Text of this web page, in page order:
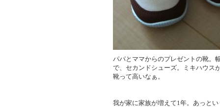
パパとママからのプレゼントの靴。
で、セカンドシューズ。ミキハウス
靴って高いなぁ。
我が家に家族が増えて1年。あっと